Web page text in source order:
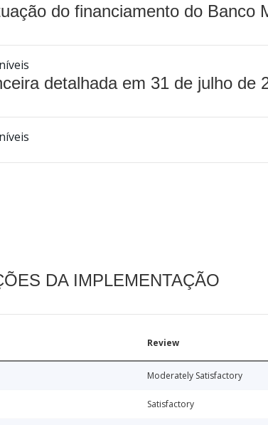
do financiamento do
detalhada em 31 de julho de
DA IMPLEMENTAÇÃO
Review
Moderately Satisfactory
Satisfactory